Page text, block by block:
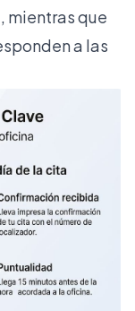
mientras que
a las